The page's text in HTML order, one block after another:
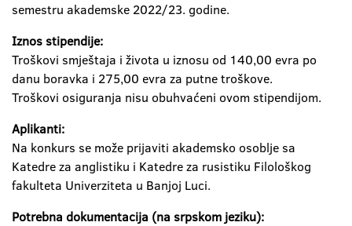
semestru akademske 2022/23. godine.
Iznos stipendije:
Troškovi smještaja i života u iznosu od 140,00 evra po
danu boravka i 275,00 evra za putne troškove.
Troškovi osiguranja nisu obuhvaćeni ovom stipendijom.
Aplikanti:
Na konkurs se može prijaviti akademsko osoblje sa
Katedre za anglistiku i Katedre za rusistiku Filološkog
fakulteta Univerziteta u Banjoj Luci.
Potrebna dokumentacija (na srpskom jeziku):